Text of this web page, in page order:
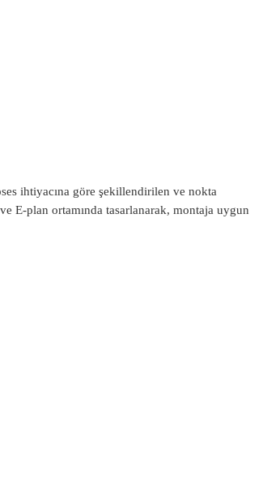
ihtiyacına göre şekillendirilen ve nokta
E-plan ortamında tasarlanarak, montaja uygun